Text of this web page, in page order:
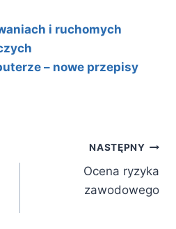
i ruchomych
– nowe przepisy
NASTĘPNY
Ocena ryzyka
zawodowego